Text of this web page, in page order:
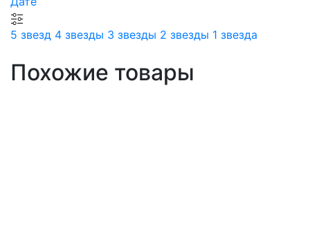
5 звезд 4 звезды 3 звезды 2 звезды 1 звезда
Похожие товары